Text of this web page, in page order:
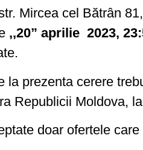
Mircea cel Bătrân
,,20” aprilie 2023,
prezenta cerere
Republicii Moldova,
doar ofertele